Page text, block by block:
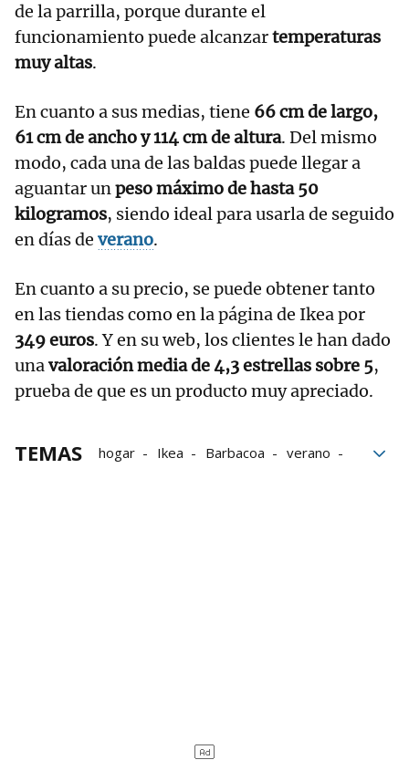
de la parrilla, porque durante el
funcionamiento puede alcanzartemperaturas
muy altas.
En cuanto a sus medias, tiene 66 cm de largo,
61 cm de ancho y 114 cm de altura. Del mismo
modo, cada una de las baldas puede llegar a
aguantar unpeso máximo de hasta 50
kilogramos, siendo ideal para usarla de seguido
en días de verano.
En cuanto a su precio, se puede obtener tanto
en las tiendas como en la página de Ikea por
349 euros. Y en su web, los clientes le han dado
unavaloración media de 4,3 estrellas sobre 5,
prueba de que es un producto muy apreciado.
TEMAS hogar Ikea Barbacoa
verano